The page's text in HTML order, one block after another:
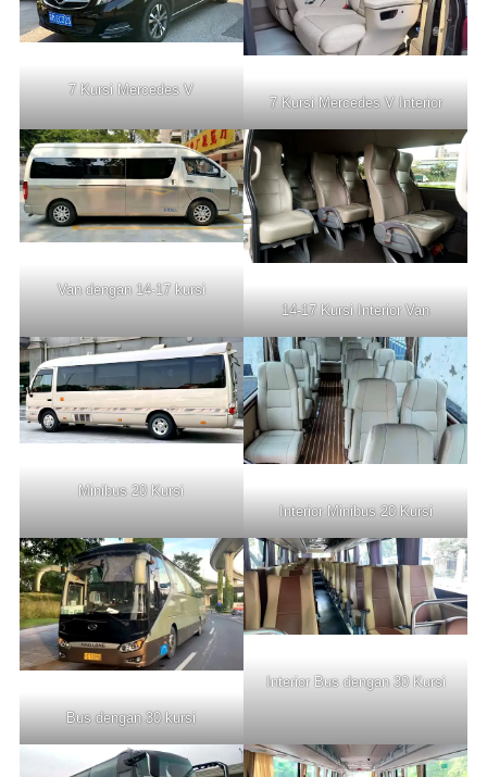
7 Kursi Mercedes V
7 Kursi Mercedes V Interior
Van dengan 14-17 kursi
14-17 Kursi Interior Van
Minibus 20 Kursi
Interior Minibus 20 Kursi
Bus dengan 30 kursi
Interior Bus dengan 30 Kursi